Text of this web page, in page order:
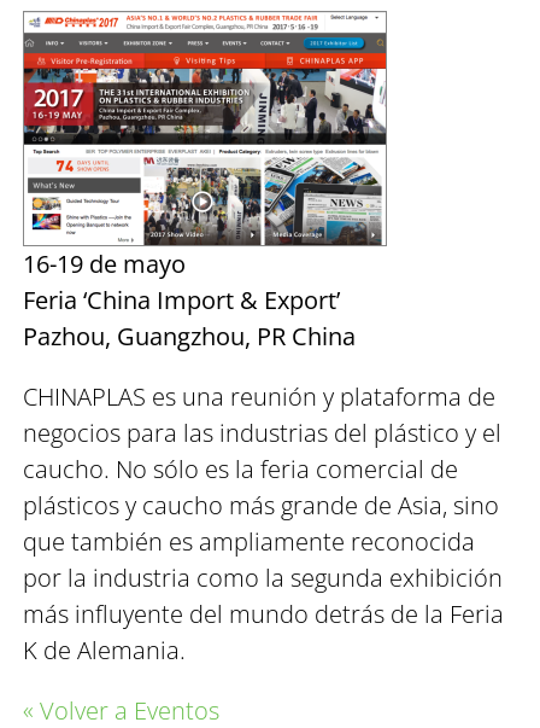
16-19 de mayo
Feria ‘China Import & Export’
Pazhou, Guangzhou, PR China
CHINAPLAS es una reunión y plataforma de
negocios para las industrias del plástico y el
caucho. No sólo es la feria comercial de
plásticos y caucho más grande de Asia, sino
que también es ampliamente reconocida
por la industria como la segunda exhibición
más influyente del mundo detrás de la Feria
K de Alemania.
« Volver a Eventos